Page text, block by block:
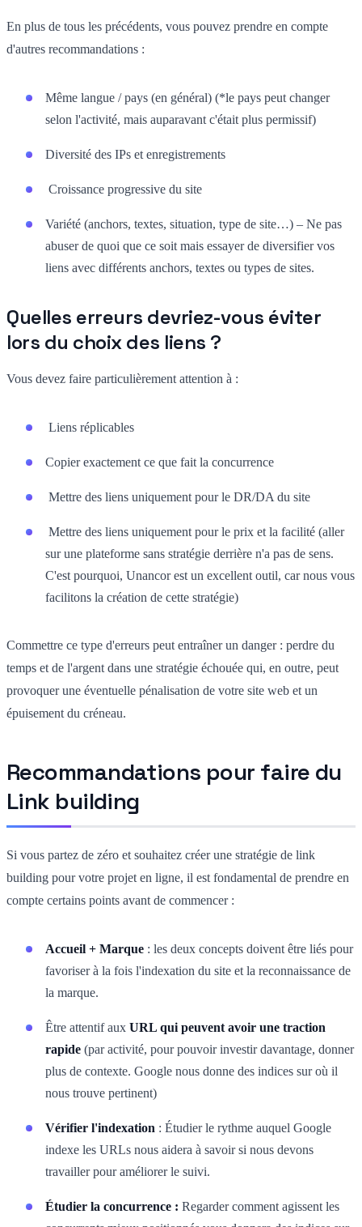
En plus de tous les précédents, vous pouvez prendre en compte
d'autres recommandations :
Même langue / pays (en général) (*le pays peut changer
selon l'activité, mais auparavant c'était plus permissif)
Diversité des IPs et enregistrements
Croissance progressive du site
Variété (anchors, textes, situation, type de site…) – Ne pas
abuser de quoi que ce soit mais essayer de diversifier vos
liens avec différents anchors, textes ou types de sites.
Quelles erreurs devriez-vous éviter
lors du choix des liens ?
Vous devez faire particulièrement attention à :
Liens réplicables
Copier exactement ce que fait la concurrence
Mettre des liens uniquement pour le DR/DA du site
Mettre des liens uniquement pour le prix et la facilité (aller
sur une plateforme sans stratégie derrière n'a pas de sens.
C'est pourquoi, Unancor est un excellent outil, car nous vous
facilitons la création de cette stratégie)
Commettre ce type d'erreurs peut entraîner un danger : perdre du
temps et de l'argent dans une stratégie échouée qui, en outre, peut
provoquer une éventuelle pénalisation de votre site web et un
épuisement du créneau.
Recommandations pour faire du
Link building
Si vous partez de zéro et souhaitez créer une stratégie de link
building pour votre projet en ligne, il est fondamental de prendre en
compte certains points avant de commencer :
Accueil + Marque : les deux concepts doivent être liés pour
favoriser à la fois l'indexation du site et la reconnaissance de
la marque.
Être attentif aux URL qui peuvent avoir une traction
rapide (par activité, pour pouvoir investir davantage, donner
plus de contexte. Google nous donne des indices sur où il
nous trouve pertinent)
Vérifier l'indexation : Étudier le rythme auquel Google
indexe les URLs nous aidera à savoir si nous devons
travailler pour améliorer le suivi.
Étudier la concurrence : Regarder comment agissent les